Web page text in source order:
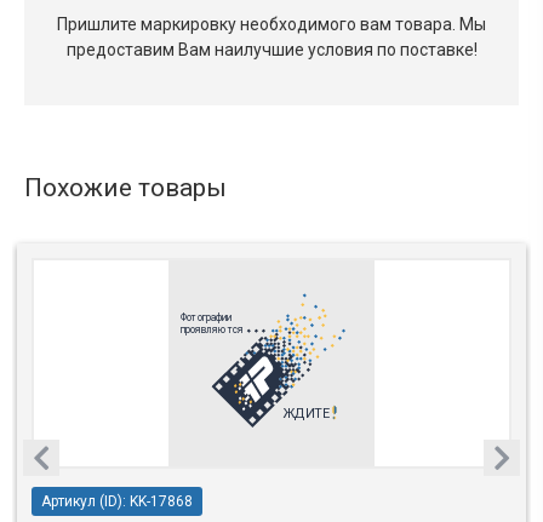
Пришлите маркировку необходимого вам товара. Мы
предоставим Вам наилучшие условия по поставке!
Похожие товары
Артикул (ID): KK-17868